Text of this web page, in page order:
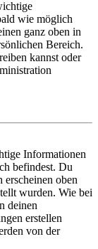
wie möglich
ganz oben in
Bereich.
kannst oder
Informationen
befindest. Du
erscheinen oben
wurden. Wie bei
deinen
erstellen
von der